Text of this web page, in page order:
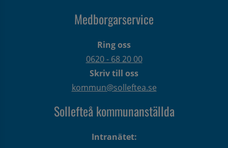
Medborgarservice
Ring oss
0620 - 68 20 00
Skriv till oss
kommun@solleftea.se
Sollefteå kommunanställda
Intranätet: